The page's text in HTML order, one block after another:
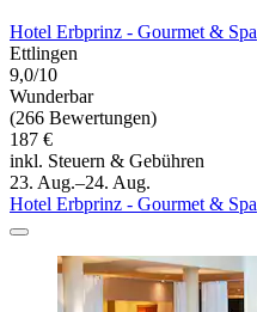
Hotel Erbprinz - Gourmet & Spa
Ettlingen
9,0/10
Wunderbar
(266 Bewertungen)
187 €
inkl. Steuern & Gebühren
23. Aug.–24. Aug.
Hotel Erbprinz - Gourmet & Spa